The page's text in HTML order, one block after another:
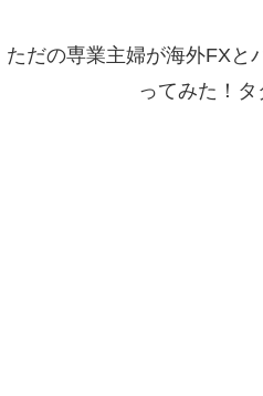
ただの専業主婦が海外FXと
ってみた！